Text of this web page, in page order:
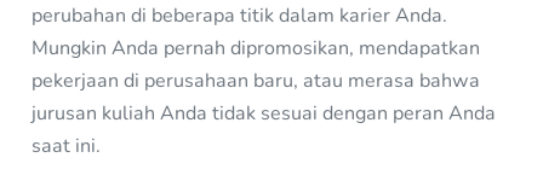
perubahan di beberapa titik dalam karier Anda.
Mungkin Anda pernah dipromosikan, mendapatkan
pekerjaan di perusahaan baru, atau merasa bahwa
jurusan kuliah Anda tidak sesuai dengan peran Anda
saat ini.